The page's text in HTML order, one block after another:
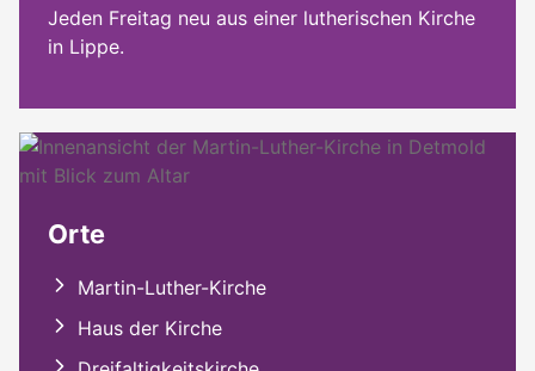
Jeden Freitag neu aus einer lutherischen Kirche
in Lippe.
Orte
Martin-Luther-Kirche
Haus der Kirche